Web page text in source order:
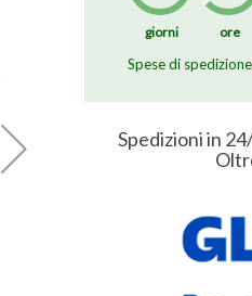
giorni ore
Spese di
Spedizioni in